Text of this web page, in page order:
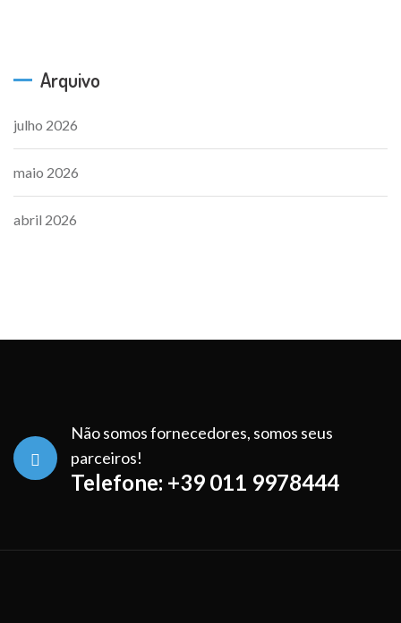
Arquivo
julho 2026
maio 2026
abril 2026
Não somos fornecedores, somos seus
parceiros!
Telefone: +39 011 9978444